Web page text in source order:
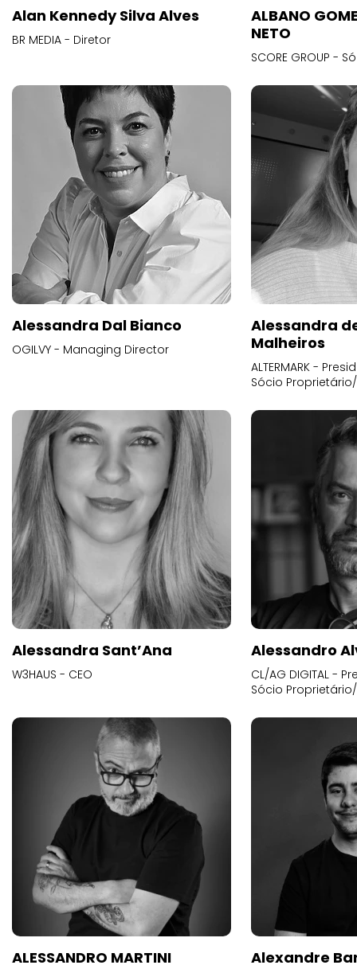
Alan Kennedy Silva Alves
BR MEDIA - Diretor
ALBANO
NETO
SCORE GROUP -
Alessandra Dal Bianco
OGILVY - Managing Director
Alessandra
Malheiros
ALTERMARK -
Sócio
Alessandra Sant’Ana
W3HAUS - CEO
Alessandro
CL/AG DIGITAL -
Sócio
ALESSANDRO MARTINI
Alexandre